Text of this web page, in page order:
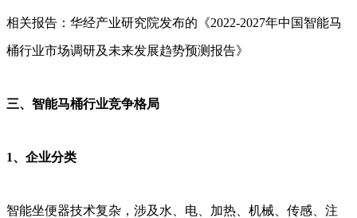
相关报告：华经产业研究院发布的《2022-2027年中国智能马
桶行业市场调研及未来发展趋势预测报告》
三、智能马桶行业竞争格局
1、企业分类
智能坐便器技术复杂，涉及水、电、加热、机械、传感、注